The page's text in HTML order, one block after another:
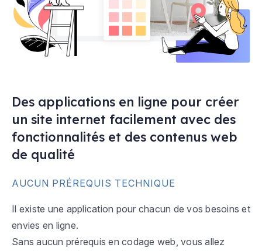
Des applications en ligne pour créer
un site internet facilement avec des
fonctionnalités et des contenus web
de qualité
AUCUN PRÉREQUIS TECHNIQUE
Il existe une application pour chacun de vos besoins et
envies en ligne.
Sans aucun prérequis en codage web, vous allez